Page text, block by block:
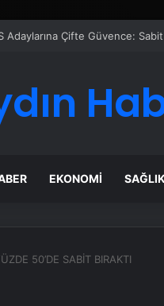
Seçilir
EKONOMI SAĞLIK
50’DE SABİT BIRAKTI